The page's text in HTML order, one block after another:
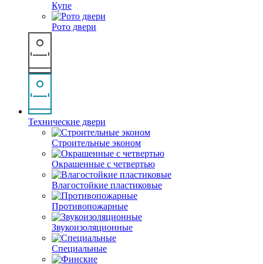
Купе
Рото двери
Технические двери
Строительные эконом
Окрашенные с четвертью
Влагостойкие пластиковые
Противопожарные
Звукоизоляционные
Специальные